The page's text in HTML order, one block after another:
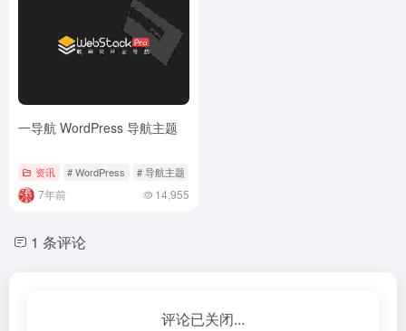
一导航 WordPress 导航主题
资讯 # WordPress # 导航主题
7年前 14,955
1 条评论
评论已关闭...